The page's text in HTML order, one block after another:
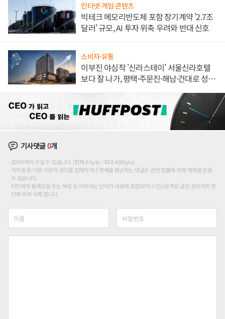
인터넷·게임·콘텐츠
빅테크 메모리반도체 포함 장기계약 '2.7조
달러' 규모, AI 투자 위축 우려와 반대 신호
소비자·유통
이부진 야심작 '신라스테이' 서울신라호텔
보다 잘 나가, 평택·주문진·해남·건대로 성
기사댓글0개
200자까지 쓰실 수 있습니다. (현재 0 byte / 최대 400byte)
저작권 등 다른 사람의 권리를 침해하거나 명예를 훼손하는 댓글은 관련 법률에 의해 제재를 받을
수 있습니다.
타인에게 불쾌감을 주는 욕설 등 비하하는 단어가 내용에 포함되거나 인신공격성 글은 관리자의 판
단에 의해 삭제 합니다.